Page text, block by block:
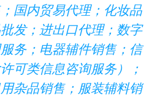
国内贸易代理；化妆品
发；进出口代理；数字
务；电器辅件销售；信
可类信息咨询服务）；
杂品销售；服装辅料销